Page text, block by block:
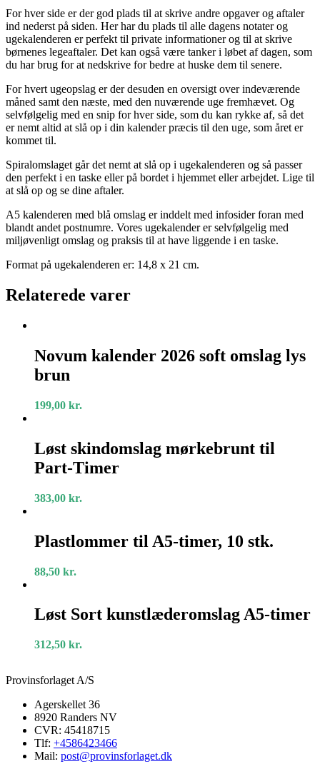
For hver side er der god plads til at skrive andre opgaver og aftaler
ind nederst på siden. Her har du plads til alle dagens notater og
ugekalenderen er perfekt til private informationer og til at skrive
børnenes legeaftaler. Det kan også være tanker i løbet af dagen, som
du har brug for at nedskrive for bedre at huske dem til senere.
For hvert ugeopslag er der desuden en oversigt over indeværende
måned samt den næste, med den nuværende uge fremhævet. Og
selvfølgelig med en snip for hver side, som du kan rykke af, så det
er nemt altid at slå op i din kalender præcis til den uge, som året er
kommet til.
Spiralomslaget går det nemt at slå op i ugekalenderen og så passer
den perfekt i en taske eller på bordet i hjemmet eller arbejdet. Lige til
at slå op og se dine aftaler.
A5 kalenderen med blå omslag er inddelt med infosider foran med
blandt andet postnumre. Vores ugekalender er selvfølgelig med
miljøvenligt omslag og praksis til at have liggende i en taske.
Format på ugekalenderen er: 14,8 x 21 cm.
Relaterede varer
kalender
2026
soft
lys
brun
Novum kalender 2026 soft omslag lys
brun
199,00 kr.
skindomslag
mørkebrunt
til
Timer
Løst skindomslag mørkebrunt til
Part-Timer
383,00 kr.
til
A5-
10
Plastlommer til A5-timer, 10 stk.
88,50 kr.
Sort
kunstlæderomslag
timer
Løst Sort kunstlæderomslag A5-timer
312,50 kr.
Provinsforlaget A/S
Agerskellet 36
8920 Randers NV
CVR: 45418715
Tlf: +4586423466
Mail: post@provinsforlaget.dk